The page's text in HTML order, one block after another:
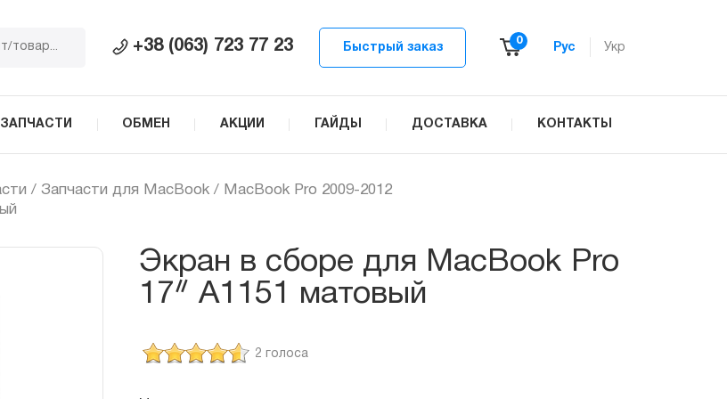
+38 (063) 723 77 23 Быстрый заказ
0
Рус Укр
ЗАПЧАСТИ ОБМЕН АКЦИИ ГАЙДЫ ДОСТАВКА КОНТАКТЫ
/ Запчасти для MacBook / MacBook Pro 2009-2012
Экран в сборе для MacBook Pro
17ᐥ A1151 матовый
2 голоса